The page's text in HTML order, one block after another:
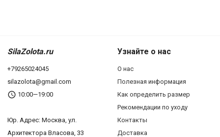
SilaZolota.ru
+79265024045
silazolota@gmail.com
10:00—19:00
Юр. Адреc: Москва, ул.
Архитектора Власова, 33
Узнайте о нас
О нас
Полезная информация
Как определить размер
Рекомендации по уходу
Контакты
Доставка